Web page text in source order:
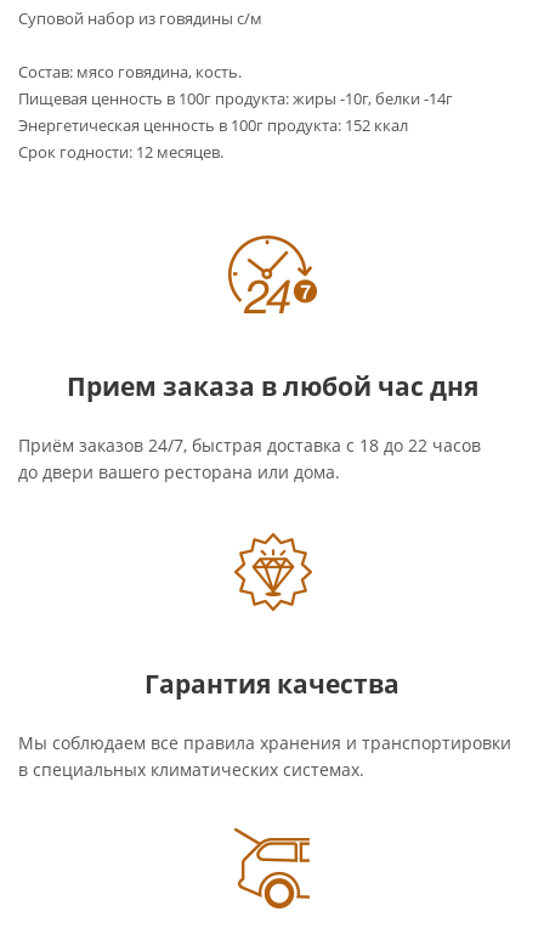
Суповой набор из говядины с/м
Состав: мясо говядина, кость.
Пищевая ценность в 100г продукта: жиры -10г, белки -14г
Энергетическая ценность в 100г продукта: 152 ккал
Срок годности: 12 месяцев.
Прием заказа в любой час дня
Приём заказов 24/7, быстрая доставка с 18 до 22 часов
до двери вашего ресторана или дома.
Гарантия качества
Мы соблюдаем все правила хранения и транспортировки
в специальных климатических системах.